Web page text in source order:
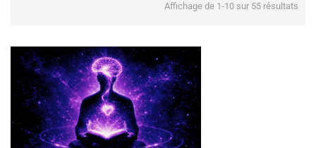
Affichage de 1-10 sur 55 résultats